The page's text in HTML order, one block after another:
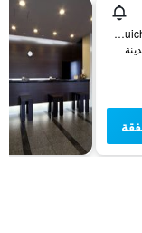
1587-1 Nishisanbuichi, Harada-Cho, ماروجامي, اليابان